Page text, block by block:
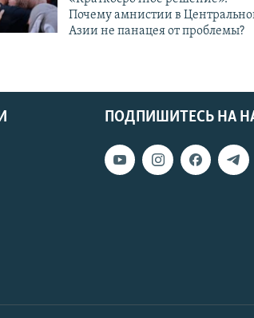
Почему амнистии в
Азии не панацея от проблемы?
ПОДПИШИТЕСЬ НА